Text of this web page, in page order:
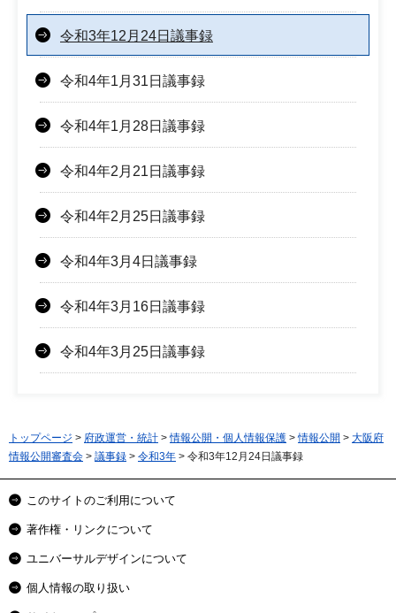
令和3年12月24日議事録
令和4年1月31日議事録
令和4年1月28日議事録
令和4年2月21日議事録
令和4年2月25日議事録
令和4年3月4日議事録
令和4年3月16日議事録
令和4年3月25日議事録
トップページ > 府政運営・統計 >情報公開・個人情報保護 >情報公開 > 大阪府
情報公開審査会 > 議事録 > 令和3年 > 令和3年12月24日議事録
このサイトのご利用について
著作権・リンクについて
ユニバーサルデザインについて
個人情報の取り扱い